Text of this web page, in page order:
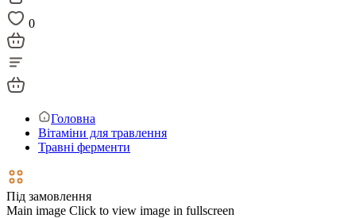
0
Головна
Вітаміни для травлення
Травні ферменти
Під замовлення
Main image Click to view image in fullscreen